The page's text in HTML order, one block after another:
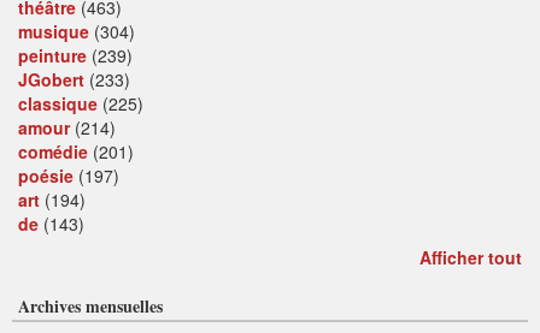
théâtre (463)
musique (304)
peinture (239)
JGobert (233)
classique (225)
amour(214)
comédie (201)
poésie (197)
art (194)
de (143)
Afficher tout
Archives mensuelles